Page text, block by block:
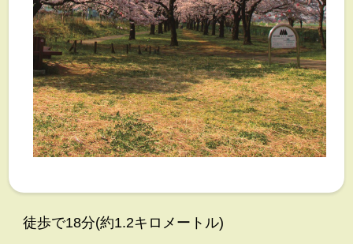
徒歩で18分(約1.2キロメートル)